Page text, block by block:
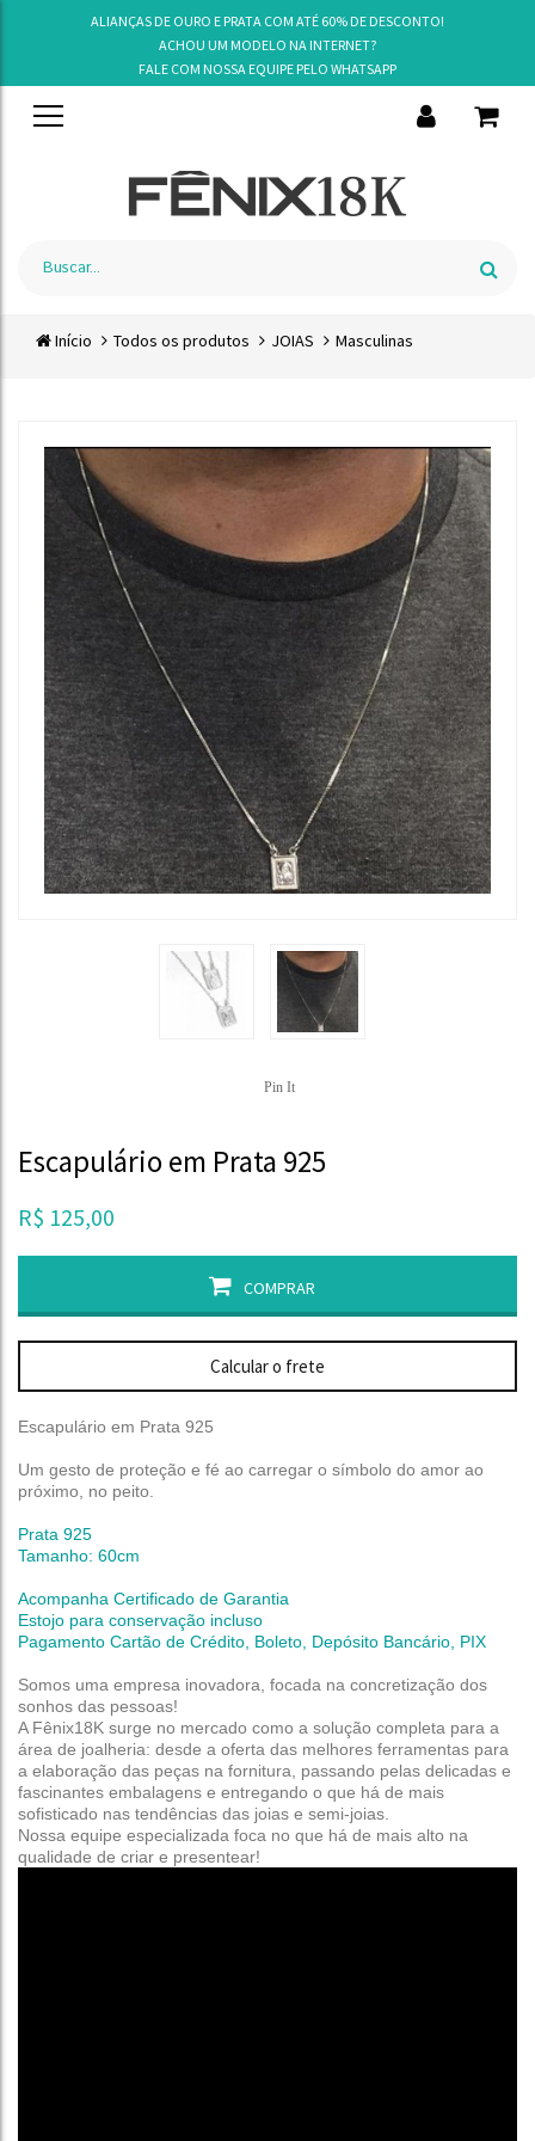
ALIANÇAS DE OURO E PRATA COM ATÉ 60% DE DESCONTO!
ACHOU UM MODELO NA INTERNET?
FALE COM NOSSA EQUIPE PELO WHATSAPP
Início Todos os produtos JOIAS Masculinas
Pin It
Escapulário em Prata 925
R$ 125,00
COMPRAR
Calcular o frete
Escapulário em Prata 925
Um gesto de proteção e fé ao carregar o símbolo do amor ao
próximo, no peito.
Prata 925
Tamanho: 60cm
Acompanha Certificado de Garantia
Estojo para conservação incluso
Pagamento Cartão de Crédito, Boleto, Depósito Bancário, PIX
Somos uma empresa inovadora, focada na concretização dos
sonhos das pessoas!
A Fênix18K surge no mercado como a solução completa para a
área de joalheria: desde a oferta das melhores ferramentas para
a elaboração das peças na fornitura, passando pelas delicadas e
fascinantes embalagens e entregando o que há de mais
sofisticado nas tendências das joias e semi-joias.
Nossa equipe especializada foca no que há de mais alto na
qualidade de criar e presentear!